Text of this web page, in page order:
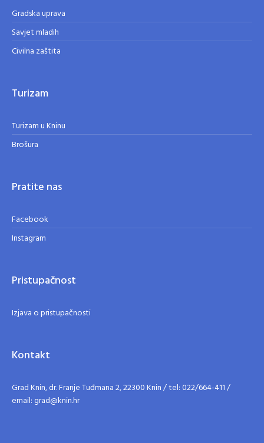
Gradska uprava
Savjet mladih
Civilna zaštita
Turizam
Turizam u Kninu
Brošura
Pratite nas
Facebook
Instagram
Pristupačnost
Izjava o pristupačnosti
Kontakt
Grad Knin, dr. Franje Tuđmana 2, 22300 Knin / tel: 022/664-411 /
email: grad@knin.hr